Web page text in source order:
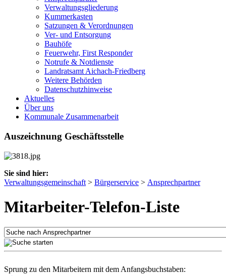
Verwaltungsgliederung
Kummerkasten
Satzungen & Verordnungen
Ver- und Entsorgung
Bauhöfe
Feuerwehr, First Responder
Notrufe & Notdienste
Landratsamt Aichach-Friedberg
Weitere Behörden
Datenschutzhinweise
Aktuelles
Über uns
Kommunale Zusammenarbeit
Auszeichnung Geschäftsstelle
Sie sind hier:
Verwaltungsgemeinschaft > Bürgerservice > Ansprechpartner
Mitarbeiter-Telefon-Liste
Sprung zu den Mitarbeitern mit dem Anfangsbuchstaben: